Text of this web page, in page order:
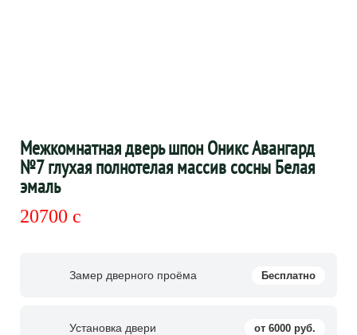
Межкомнатная дверь шпон Оникс Авангард
№7 глухая полнотелая массив сосны Белая
эмаль
20700 c
Замер дверного проёма Бесплатно
Установка двери от 6000 руб.